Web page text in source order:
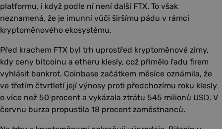
platformu, i když podle ní není další FTX. To však
neznamená, že je imunní vůči širšímu pádu v rámci
kryptoměnového ekosystému.
Před krachem FTX byl trh uprostřed kryptoměnové zimy,
kdy ceny bitcoinu a etheru klesly, což přimělo řadu firem
vyhlásit bankrot. Coinbase začátkem měsíce oznámila, že
ve třetím čtvrtletí její výnosy proti předchozímu roku klesly
o více než 50 procent a vykázala ztrátu 545 milionů USD. V
červnu burza propustila 18 procent zaměstnanců.